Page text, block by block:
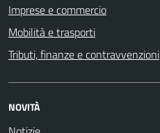
Imprese e commercio
Mobilità e trasporti
Tributi, finanze e contravvenzioni
NOVITÀ